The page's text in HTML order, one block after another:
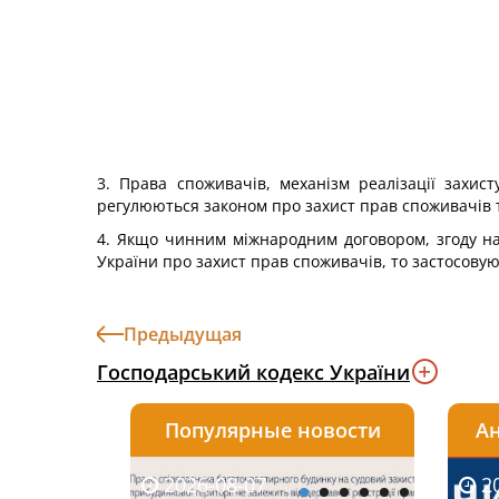
3. Права споживачів, механізм реалізації
регулюються законом про захист прав
4. Якщо чинним міжнародним договором, згоду
України про захист прав споживачів, то
Предыдущая
Господарський кодекс України
Популярные новости
2026-08-07
2026-08-03